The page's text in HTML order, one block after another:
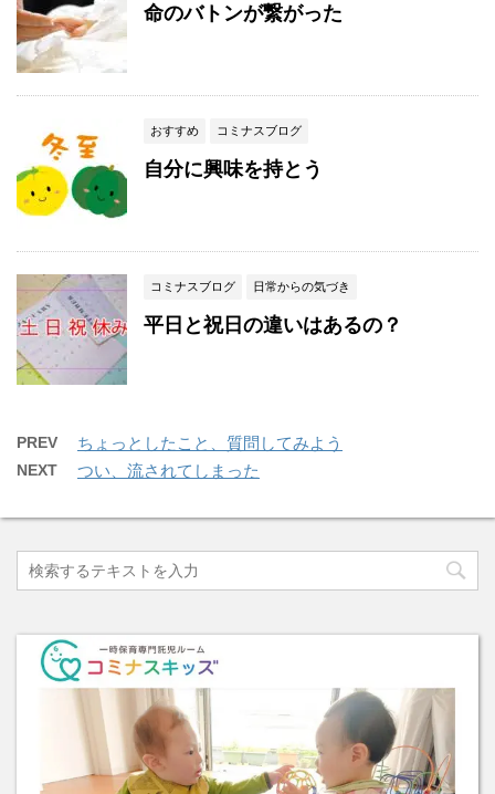
命のバトンが繋がった
おすすめ コミナスブログ
自分に興味を持とう
コミナスブログ 日常からの気づき
平日と祝日の違いはあるの？
PREV ちょっとしたこと、質問してみよう
NEXT つい、流されてしまった